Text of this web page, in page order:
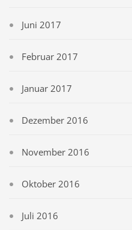
Juni 2017
Februar 2017
Januar 2017
Dezember 2016
November 2016
Oktober 2016
Juli 2016